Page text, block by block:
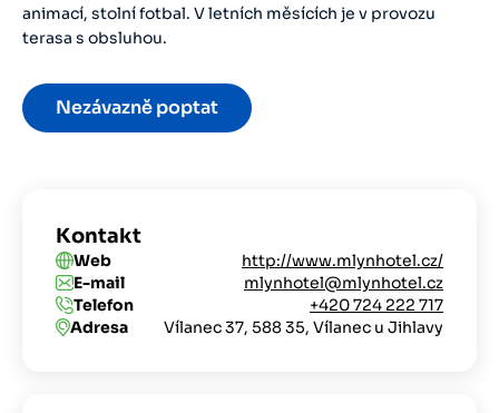
animací, stolní fotbal. V letních měsících je v provozu
terasa s obsluhou.
Nezávazně poptat
Kontakt
Web
http://www.mlynhotel.cz/
E-mail
mlynhotel@mlynhotel.cz
Telefon
+420 724 222 717
Adresa
Vílanec 37, 588 35, Vílanec u Jihlavy